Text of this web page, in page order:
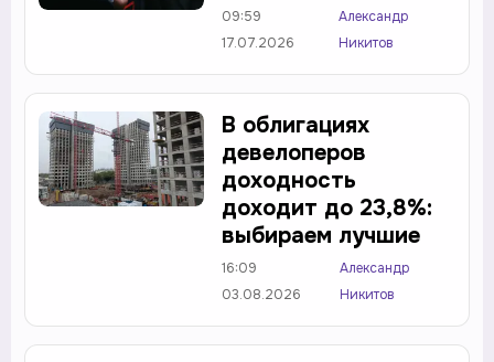
09:59
17.07.2026
Александр
Никитов
В облигациях
девелоперов
доходность
доходит до 23,8%:
выбираем лучшие
16:09
03.08.2026
Александр
Никитов